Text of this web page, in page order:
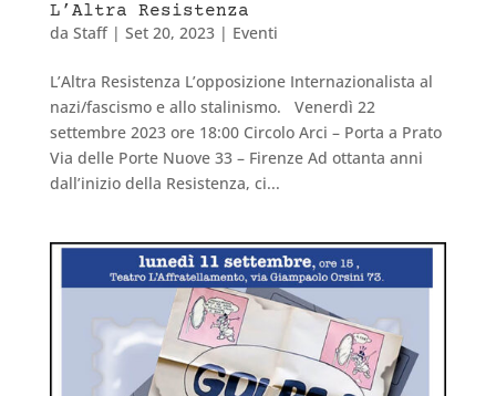
L’Altra Resistenza
da Staff| Set 20, 2023| Eventi
L’Altra Resistenza L’opposizione Internazionalista al
nazi/fascismo e allo stalinismo. Venerdì 22
settembre 2023 ore 18:00 Circolo Arci – Porta a Prato
Via delle Porte Nuove 33 – Firenze Ad ottanta anni
dall’inizio della Resistenza, ci...